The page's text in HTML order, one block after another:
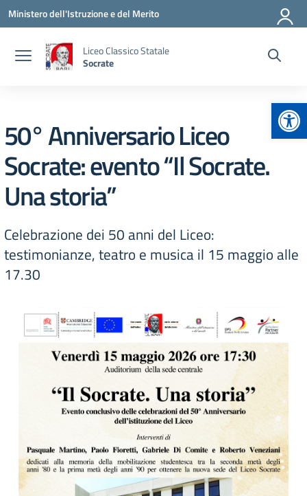
Vai ai contenuti
Vai al menu di navigazione
Vai al footer
Ministero dell'Istruzione e del Merito
Liceo Classico Statale
Socrate
50° Anniversario Liceo
Socrate: evento “Il Socrate.
Una storia”
Celebrazione dei 50 anni del Liceo:
testimonianze, teatro e musica il 15 maggio alle
17.30